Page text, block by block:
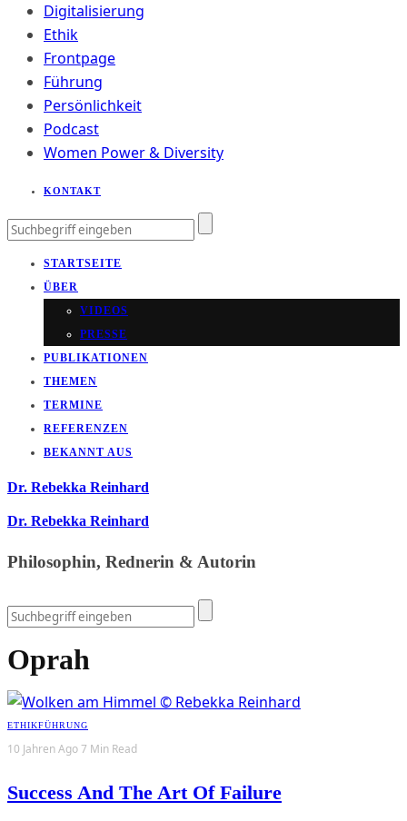
Digitalisierung
Ethik
Frontpage
Führung
Persönlichkeit
Podcast
Women Power & Diversity
KONTAKT
STARTSEITE
ÜBER
VIDEOS
PRESSE
PUBLIKATIONEN
THEMEN
TERMINE
REFERENZEN
BEKANNT AUS
Dr. Rebekka Reinhard
Dr. Rebekka Reinhard
Philosophin, Rednerin & Autorin
Oprah
ETHIKFÜHRUNG
10 Jahren Ago7 Min Read
Success And The Art Of Failure